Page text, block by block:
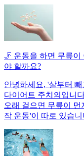
🦵 운동을 하면 무릎이
야 할까요?
안녕하세요, '살부터
다이어트 주치의입니
오래 걸으면 무릎이 먼
작 운동'이 따로 있습니